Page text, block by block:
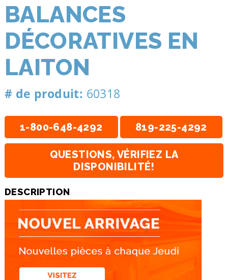
BALANCES
DÉCORATIVES EN
LAITON
# de produit: 60318
1-800-648-4292 819-225-4292
QUESTIONS, VÉRIFIEZ LA
DISPONIBILITÉ!
DESCRIPTION